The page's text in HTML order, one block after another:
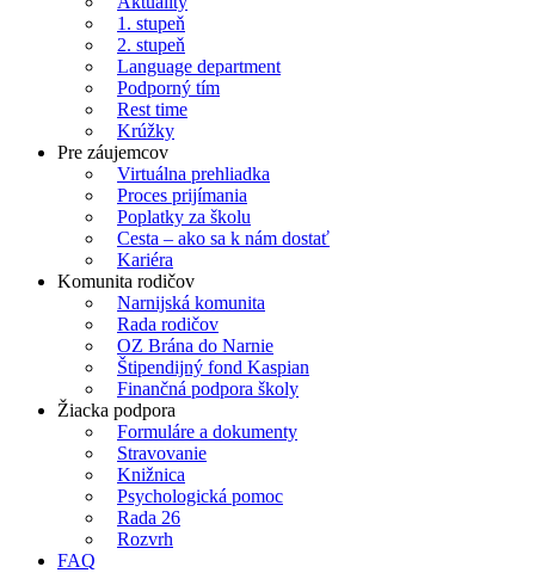
1. stupeň
2. stupeň
Language department
Podporný tím
Rest time
Krúžky
Pre záujemcov
Virtuálna prehliadka
Proces prijímania
Poplatky za školu
Cesta – ako sa k nám dostať
Kariéra
Komunita rodičov
Narnijská komunita
Rada rodičov
OZ Brána do Narnie
Štipendijný fond Kaspian
Finančná podpora školy
Žiacka podpora
Formuláre a dokumenty
Stravovanie
Knižnica
Psychologická pomoc
Rada 26
Rozvrh
FAQ